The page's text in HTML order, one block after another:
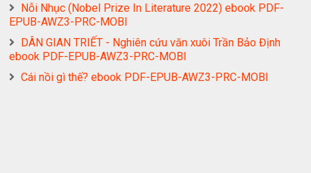
Nỗi Nhục (Nobel Prize In Literature 2022) ebook PDF-
EPUB-AWZ3-PRC-MOBI
DÂN GIAN TRIẾT - Nghiên cứu văn xuôi Trần Bảo Định
ebook PDF-EPUB-AWZ3-PRC-MOBI
Cái nồi gì thế? ebook PDF-EPUB-AWZ3-PRC-MOBI